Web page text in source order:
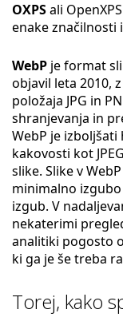
OXPSali
enake značilnosti
WebP je format
objavil leta 2010,
položaja JPG in
shranjevanja in
WebP je
kakovosti kot
slike. Slike v
minimalno
izgub. V
nekaterimi
analitiki pogosto
ki ga je še treba
Torej, kako